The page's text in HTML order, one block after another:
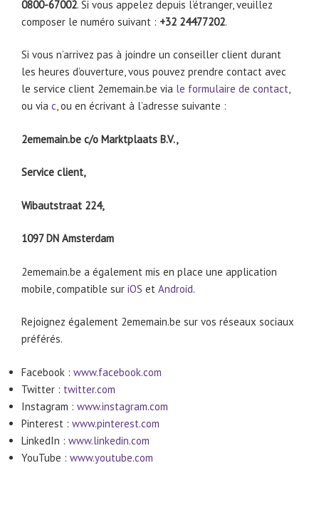
0800-67002. Si vous appelez depuis l’étranger, veuillez
composer le numéro suivant : +32 24477202.
Si vous n’arrivez pas à joindre un conseiller client durant
les heures d’ouverture, vous pouvez prendre contact avec
le service client 2ememain.be via le formulaire de contact,
ou via c, ou en écrivant à l’adresse suivante :
2ememain.be c/o Marktplaats B.V.,
Service client,
Wibautstraat 224,
1097 DN Amsterdam
2ememain.be a également mis en place une application
mobile, compatible sur iOS et Android.
Rejoignez également 2ememain.be sur vos réseaux sociaux
préférés.
Facebook : www.facebook.com
Twitter : twitter.com
Instagram : www.instagram.com
Pinterest : www.pinterest.com
LinkedIn : www.linkedin.com
YouTube : www.youtube.com